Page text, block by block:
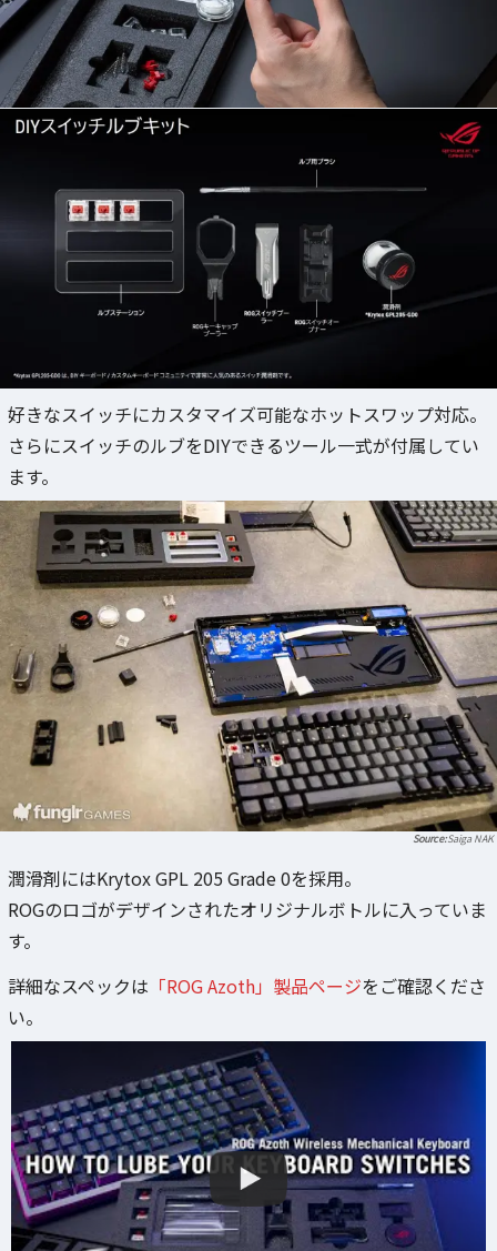
好きなスイッチにカスタマイズ可能なホットスワップ対応。
さらにスイッチのルブをDIYできるツール一式が付属してい
ます。
Saiga NAK
潤滑剤にはKrytox GPL 205 Grade 0を採用。
ROGのロゴがデザインされたオリジナルボトルに入っていま
す。
詳細なスペックは 「ROG Azoth」製品ページをご確認くださ
い。